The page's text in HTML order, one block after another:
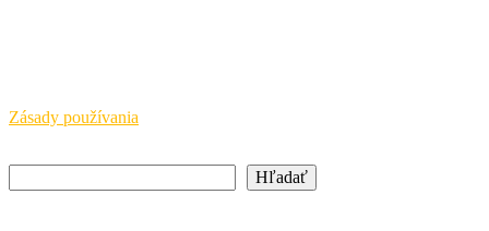
Zásady používania
Hľadať